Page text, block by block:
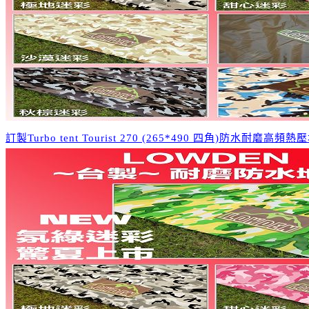
訂製Turbo tent Tourist 270 (265*490 四角)防水耐磨高頻熱